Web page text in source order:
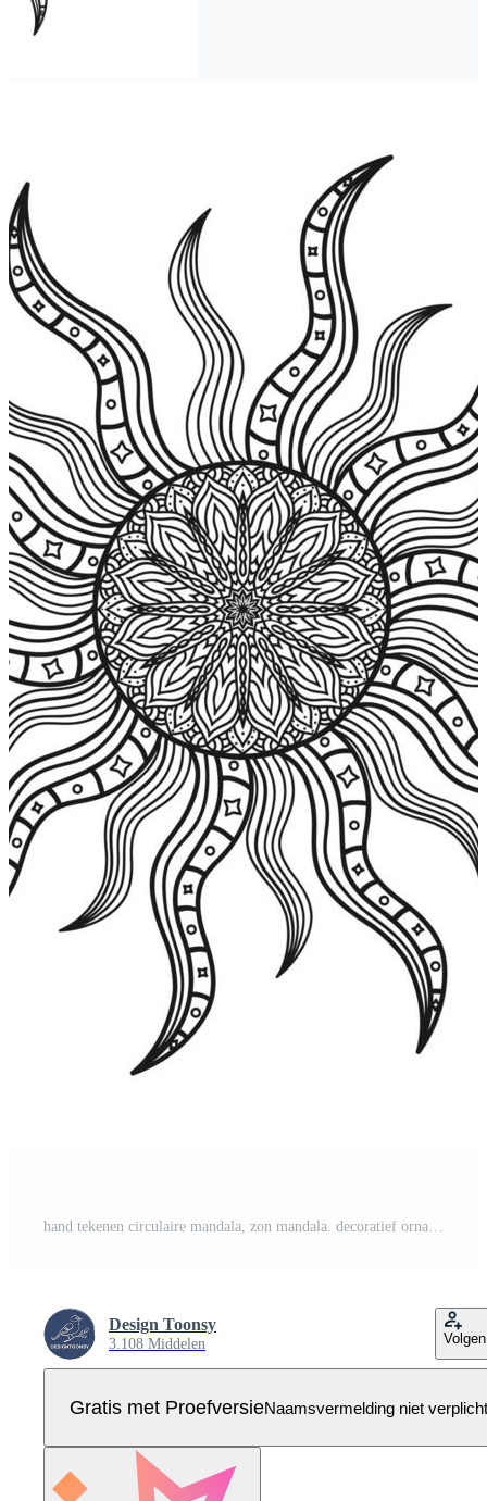
hand tekenen circulaire mandala, zon mandala. decoratief ornament in etnische oosterse stijl. kleurboek pagina. Pro Vector
Design Toonsy
3.108 Middelen Volgen
Gratis met ProefversieNaamsvermelding niet verplicht